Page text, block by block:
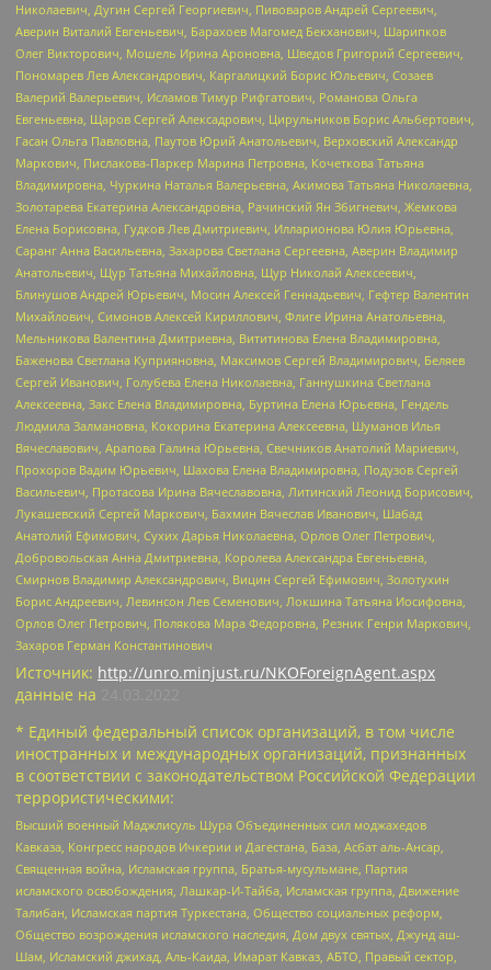
Николаевич, Дугин Сергей Георгиевич, Пивоваров Андрей Сергеевич,
Аверин Виталий Евгеньевич, Барахоев Магомед Бекханович, Шарипков
Олег Викторович, Мошель Ирина Ароновна, Шведов Григорий Сергеевич,
Пономарев Лев Александрович, Каргалицкий Борис Юльевич, Созаев
Валерий Валерьевич, Исламов Тимур Рифгатович, Романова Ольга
Евгеньевна, Щаров Сергей Алексадрович, Цирульников Борис Альбертович,
Гасан Ольга Павловна, Паутов Юрий Анатольевич, Верховский Александр
Маркович, Пислакова-Паркер Марина Петровна, Кочеткова Татьяна
Владимировна, Чуркина Наталья Валерьевна, Акимова Татьяна Николаевна,
Золотарева Екатерина Александровна, Рачинский Ян Збигневич, Жемкова
Елена Борисовна, Гудков Лев Дмитриевич, Илларионова Юлия Юрьевна,
Саранг Анна Васильевна, Захарова Светлана Сергеевна, Аверин Владимир
Анатольевич, Щур Татьяна Михайловна, Щур Николай Алексеевич,
Блинушов Андрей Юрьевич, Мосин Алексей Геннадьевич, Гефтер Валентин
Михайлович, Симонов Алексей Кириллович, Флиге Ирина Анатольевна,
Мельникова Валентина Дмитриевна, Вититинова Елена Владимировна,
Баженова Светлана Куприяновна, Максимов Сергей Владимирович, Беляев
Сергей Иванович, Голубева Елена Николаевна, Ганнушкина Светлана
Алексеевна, Закс Елена Владимировна, Буртина Елена Юрьевна, Гендель
Людмила Залмановна, Кокорина Екатерина Алексеевна, Шуманов Илья
Вячеславович, Арапова Галина Юрьевна, Свечников Анатолий Мариевич,
Прохоров Вадим Юрьевич, Шахова Елена Владимировна, Подузов Сергей
Васильевич, Протасова Ирина Вячеславовна, Литинский Леонид Борисович,
Лукашевский Сергей Маркович, Бахмин Вячеслав Иванович, Шабад
Анатолий Ефимович, Сухих Дарья Николаевна, Орлов Олег Петрович,
Добровольская Анна Дмитриевна, Королева Александра Евгеньевна,
Смирнов Владимир Александрович, Вицин Сергей Ефимович, Золотухин
Борис Андреевич, Левинсон Лев Семенович, Локшина Татьяна Иосифовна,
Орлов Олег Петрович, Полякова Мара Федоровна, Резник Генри Маркович,
Захаров Герман Константинович
Источник: http://unro.minjust.ru/NKOForeignAgent.aspx
данные на
* Единый федеральный список организаций, в том числе
иностранных и международных организаций, признанных
в соответствии с законодательством Российской Федерации
террористическими:
Высший военный Маджлисуль Шура Объединенных сил моджахедов
Кавказа, Конгресс народов Ичкерии и Дагестана, База, Асбат аль-Ансар,
Священная война, Исламская группа, Братья-мусульмане, Партия
исламского освобождения, Лашкар-И-Тайба, Исламская группа, Движение
Талибан, Исламская партия Туркестана, Общество социальных реформ,
Общество возрождения исламского наследия, Дом двух святых, Джунд аш-
Шам, Исламский джихад, Аль-Каида, Имарат Кавказ, АБТО, Правый сектор,